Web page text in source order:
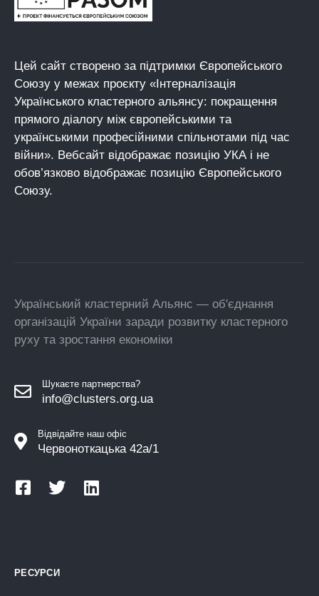
Цей сайт створено за підтримки Європейського
Союзу у межах проєкту «Інтерналізація
Українського кластерного альянсу: покращення
прямого діалогу між європейськими та
українськими професійними спільнотами під час
війни». Вебсайт відображає позицію УКА і не
обов’язково відображає позицію Європейського
Союзу.
Український кластерний Альянс — об'єднання
організацій України заради розвитку кластерного
руху та зростання економіки
Шукаєте партнерства?
info@clusters.org.ua
Відвідайте наш офіс
Червоноткацька 42а/1
РЕСУРСИ